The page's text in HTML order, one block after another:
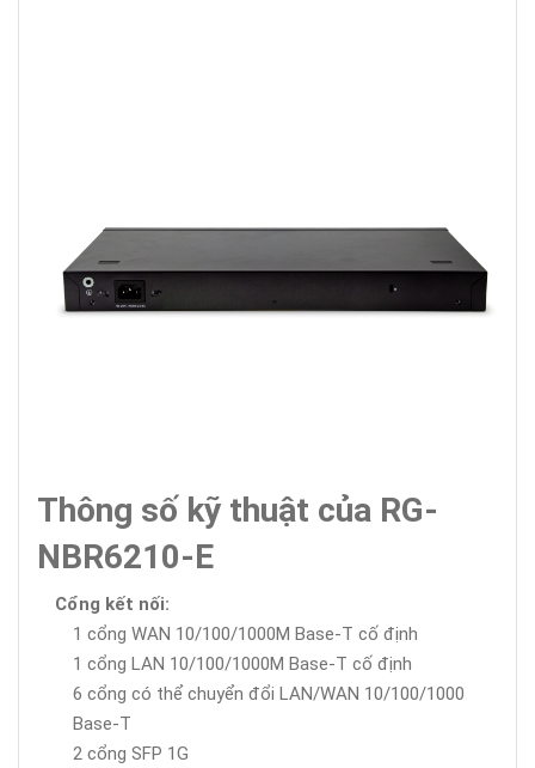
Thông số kỹ thuật của RG-
NBR6210-E
Cổng kết nối:
1 cổng WAN 10/100/1000M Base-T cố định
1 cổng LAN 10/100/1000M Base-T cố định
6 cổng có thể chuyển đổi LAN/WAN 10/100/1000
Base-T
2 cổng SFP 1G